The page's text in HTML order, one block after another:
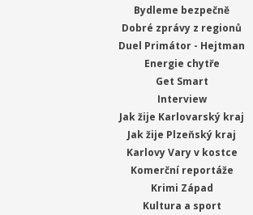
Bydleme bezpečně
Dobré zprávy z regionů
Duel Primátor - Hejtman
Energie chytře
Get Smart
Interview
Jak žije Karlovarský kraj
Jak žije Plzeňský kraj
Karlovy Vary v kostce
Komerční reportáže
Krimi Západ
Kultura a sport